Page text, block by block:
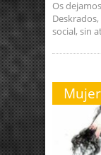
Os
social, sin